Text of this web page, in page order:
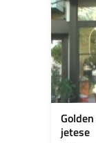
jetese